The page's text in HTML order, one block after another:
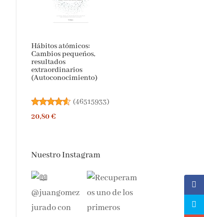
Hábitos atómicos:
Cambios pequeños,
resultados
extraordinarios
(Autoconocimiento)
(46515933)
20,80 €
Nuestro Instagram